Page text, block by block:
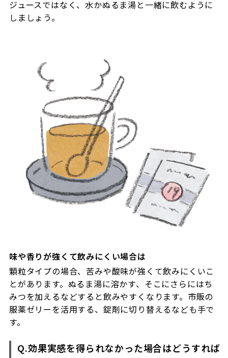
ジュースではなく、水かぬるま湯と一緒に飲むように
しましょう。
味や香りが強くて飲みにくい場合は
顆粒タイプの場合、苦みや酸味が強くて飲みにくいこ
とがあります。ぬるま湯に溶かす、そこにさらにはち
みつを加えるなどすると飲みやすくなります。市販の
服薬ゼリーを活用する、錠剤に切り替えるなども手で
す。
Q.効果実感を得られなかった場合はどうすれば